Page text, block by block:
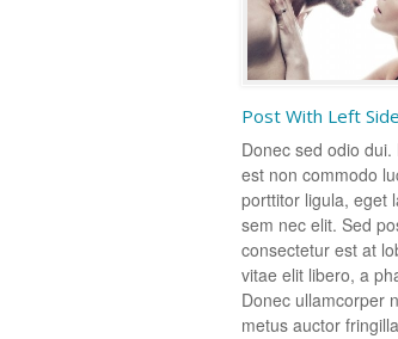
Post With Left
Donec sed odio dui.
est non commodo
porttitor ligula, eget
sem nec elit. Sed
consectetur est at
vitae elit libero, a
Donec ullamcorper
metus auctor